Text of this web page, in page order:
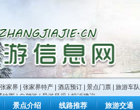
家界 张家界特产 酒店预订 景点门票 旅游车队
地图|自驾游|导游风采|投诉建议
景点介绍 线路推荐 旅游交通